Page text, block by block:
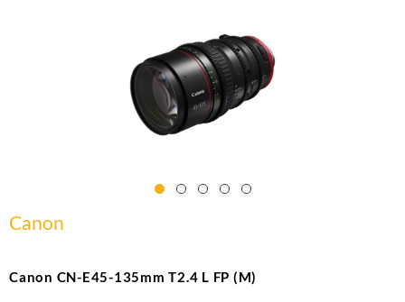
Canon
Canon CN-E45-135mm T2.4 L FP (M)